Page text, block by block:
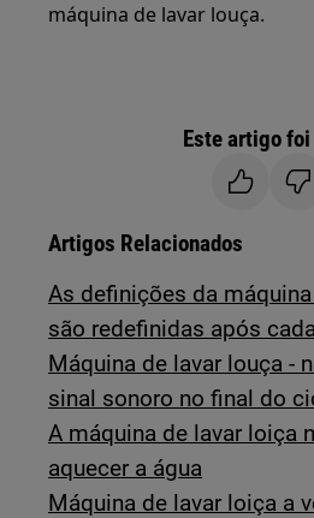
máquina de lavar louça.
Este artigo
Artigos Relacionados
As definições da
são redefinidas após
Máquina de lavar louça -
sinal sonoro no final do
A máquina de lavar loiça
aquecer a água
Máquina de lavar loiça a